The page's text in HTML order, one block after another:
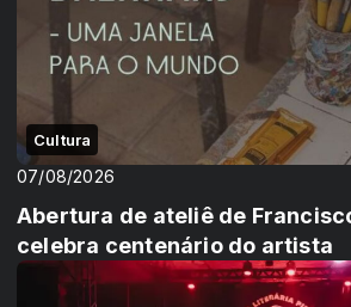
Cultura
07/08/2026
Abertura de ateliê de
celebra centenário do artista